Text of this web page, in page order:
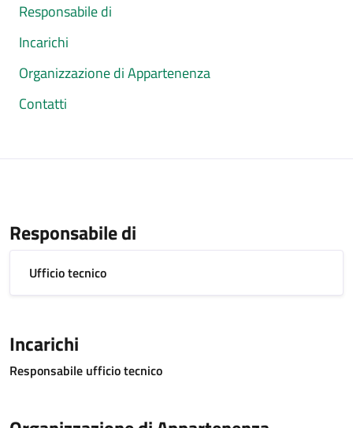
Responsabile di
Incarichi
Organizzazione di Appartenenza
Contatti
Responsabile di
Ufficio tecnico
Incarichi
Responsabile ufficio tecnico